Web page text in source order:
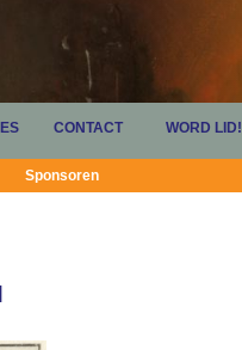
Sponsoren
CONTACT WORD LID!